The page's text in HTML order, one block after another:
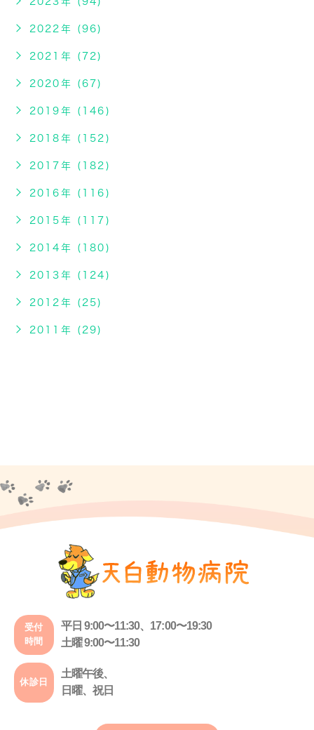
2022年 (96)
2021年 (72)
2020年 (67)
2019年 (146)
2018年 (152)
2017年 (182)
2016年 (116)
2015年 (117)
2014年 (180)
2013年 (124)
2012年 (25)
2011年 (29)
受付
時間
平日 9:00〜11:30、17:00〜19:30
土曜 9:00〜11:30
休診日
土曜午後、
日曜、祝日